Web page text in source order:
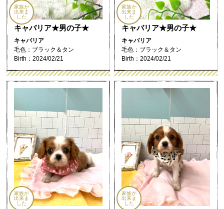
家族が
出来ま
した
キャバリア★男の子★
キャバリア
毛色：ブラック＆タン
Birth：2024/02/21
家族が
出来ま
した
キャバリア★男の子★
キャバリア
毛色：ブラック＆タン
Birth：2024/02/21
家族が
出来ま
した
家族が
出来ま
した